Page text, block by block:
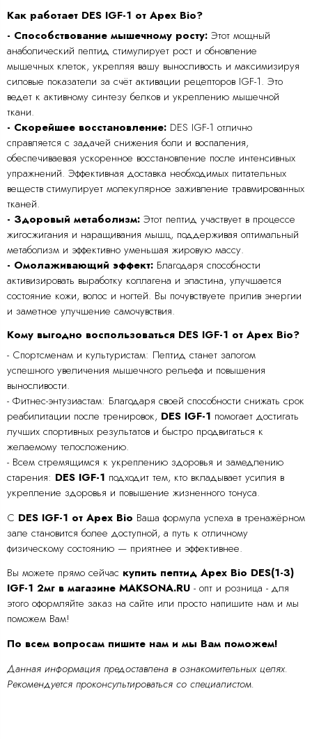
Как работает DES IGF-1 от Apex Bio?
- Способствование мышечному росту: Этот мощный
анаболический пептид стимулирует рост и обновление
мышечных клеток, укрепляя вашу выносливость и максимизируя
силовые показатели за счёт активации рецепторов IGF-1. Это
ведет к активному синтезу белков и укреплению мышечной
ткани.
- Скорейшее восстановление: DES IGF-1 отлично
справляется с задачей снижения боли и воспаления,
обеспечиваевая ускоренное восстановление после интенсивных
упражнений. Эффективная доставка необходимых питательных
веществ стимулирует молекулярное заживление травмированных
тканей.
- Здоровый метаболизм: Этот пептид участвует в процессе
жигосжигания и наращивания мышц, поддерживая оптимальный
метаболизм и эффективно уменьшая жировую массу.
- Омолаживающий эффект: Благодаря способности
активизировать выработку коллагена и эластина, улучшается
состояние кожи, волос и ногтей. Вы почувствуете прилив энергии
и заметное улучшение самочувствия.
Кому выгодно воспользоваться DES IGF-1 от Apex Bio?
- Спортсменам и культуристам: Пептид станет залогом
успешного увеличения мышечного рельефа и повышения
выносливости.
- Фитнес-энтузиастам: Благодаря своей способности снижать срок
реабилитации после тренировок, DES IGF-1 помогает достигать
лучших спортивных результатов и быстро продвигаться к
желаемому телосложению.
- Всем стремящимся к укреплению здоровья и замедлению
старения: DES IGF-1 подходит тем, кто вкладывает усилия в
укрепление здоровья и повышение жизненного тонуса.
С DES IGF-1 от Apex Bio Ваша формула успеха в тренажёрном
зале становится более доступной, а путь к отличному
физическому состоянию — приятнее и эффективнее.
Вы можете прямо сейчас купить пептид Apex Bio DES(1-3)
IGF-1 2мг в магазине MAKSONA.RU - опт и розница - для
этого оформляйте заказ на сайте или просто напишите нам и мы
поможем Вам!
По всем вопросам пишите нам и мы Вам поможем!
Данная информация предоставлена в ознакомительных целях.
Рекомендуется проконсультироваться со специалистом.